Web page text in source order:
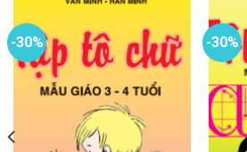
-30% -30%